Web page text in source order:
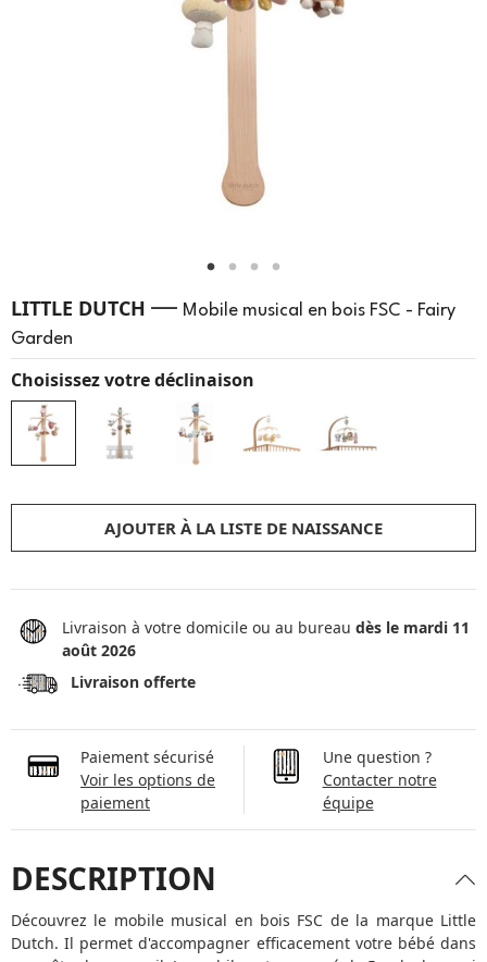
LITTLE DUTCH — Mobile musical en bois FSC - Fairy
Garden
Choisissez votre déclinaison
AJOUTER À LA LISTE DE NAISSANCE
Livraison à votre domicile ou au bureau dès le mardi 11
août 2026
Livraison offerte
Paiement sécurisé
Voir les options de
paiement
Une question ?
Contacter notre
équipe
DESCRIPTION
Découvrez le mobile musical en bois FSC de la marque Little
Dutch. Il permet d'accompagner efficacement votre bébé dans